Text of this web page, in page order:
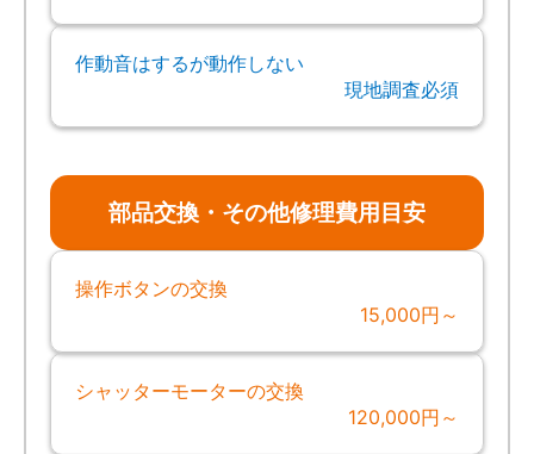
作動音はするが動作しない
現地調査必須
部品交換・その他修理費用目安
操作ボタンの交換
15,000円～
シャッターモーターの交換
120,000円～